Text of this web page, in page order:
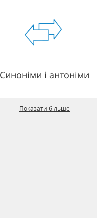
Синоніми і антоніми
Показати більше